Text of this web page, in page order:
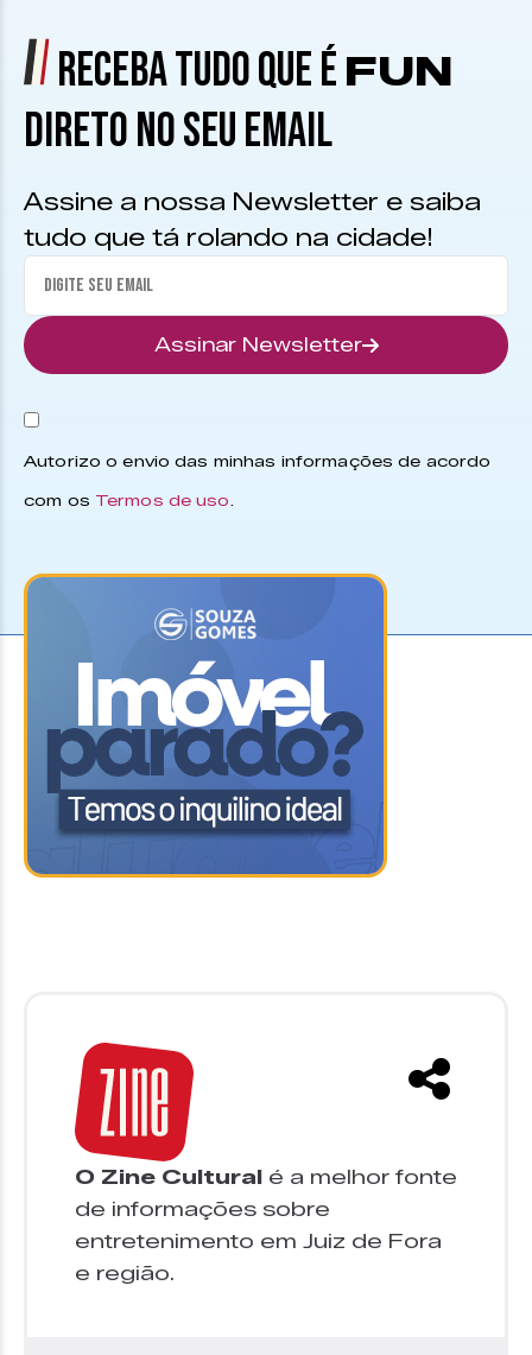
RECEBA TUDO QUE É FUN
DIRETO NO SEU EMAIL
Assine a nossa Newsletter e saiba
tudo que tá rolando na cidade!
Assinar Newsletter
Autorizo o envio das minhas informações de acordo
com os Termos de uso.
O Zine Cultural é a melhor fonte
de informações sobre
entretenimento em Juiz de Fora
e região.